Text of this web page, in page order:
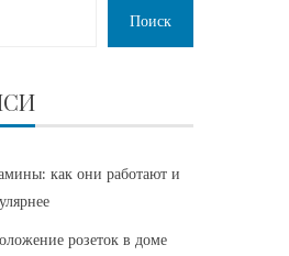
Поиск
как они работают и
розеток в доме